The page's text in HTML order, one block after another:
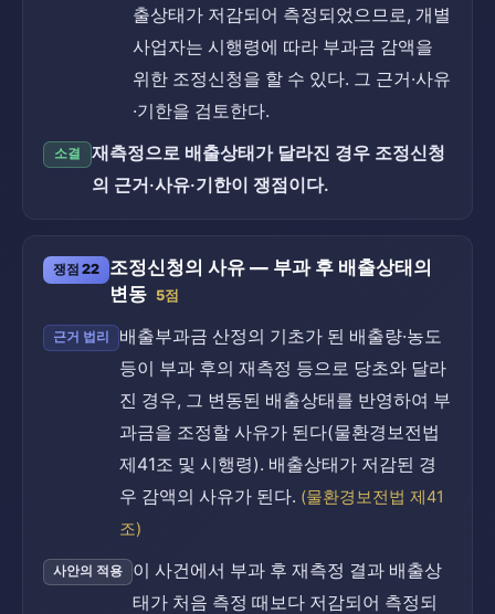
출상태가 저감되어 측정되었으므로, 개별
사업자는 시행령에 따라 부과금 감액을
위한 조정신청을 할 수 있다. 그 근거·사유
·기한을 검토한다.
소결
재측정으로 배출상태가 달라진 경우 조정신청
의 근거·사유·기한이 쟁점이다.
쟁점 22
조정신청의 사유 — 부과 후 배출상태의
변동 5점
근거 법리
배출부과금 산정의 기초가 된 배출량·농도
등이 부과 후의 재측정 등으로 당초와 달라
진 경우, 그 변동된 배출상태를 반영하여 부
과금을 조정할 사유가 된다(물환경보전법
제41조 및 시행령). 배출상태가 저감된 경
우 감액의 사유가 된다. (물환경보전법 제41
조)
사안의 적용
이 사건에서 부과 후 재측정 결과 배출상
태가 처음 측정 때보다 저감되어 측정되